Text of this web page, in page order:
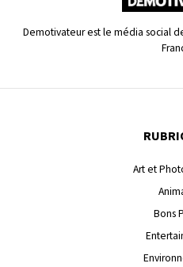
Demotivateur est le média social
Art et
Bons